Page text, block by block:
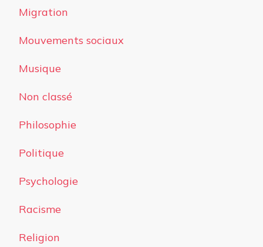
Migration
Mouvements sociaux
Musique
Non classé
Philosophie
Politique
Psychologie
Racisme
Religion